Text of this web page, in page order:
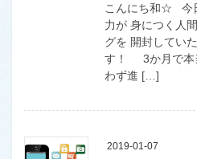
こんにち和☆ 今
力が 身につく人
グを 開封してい
す！ 3か月で本
わず進 […]
2019-01-07